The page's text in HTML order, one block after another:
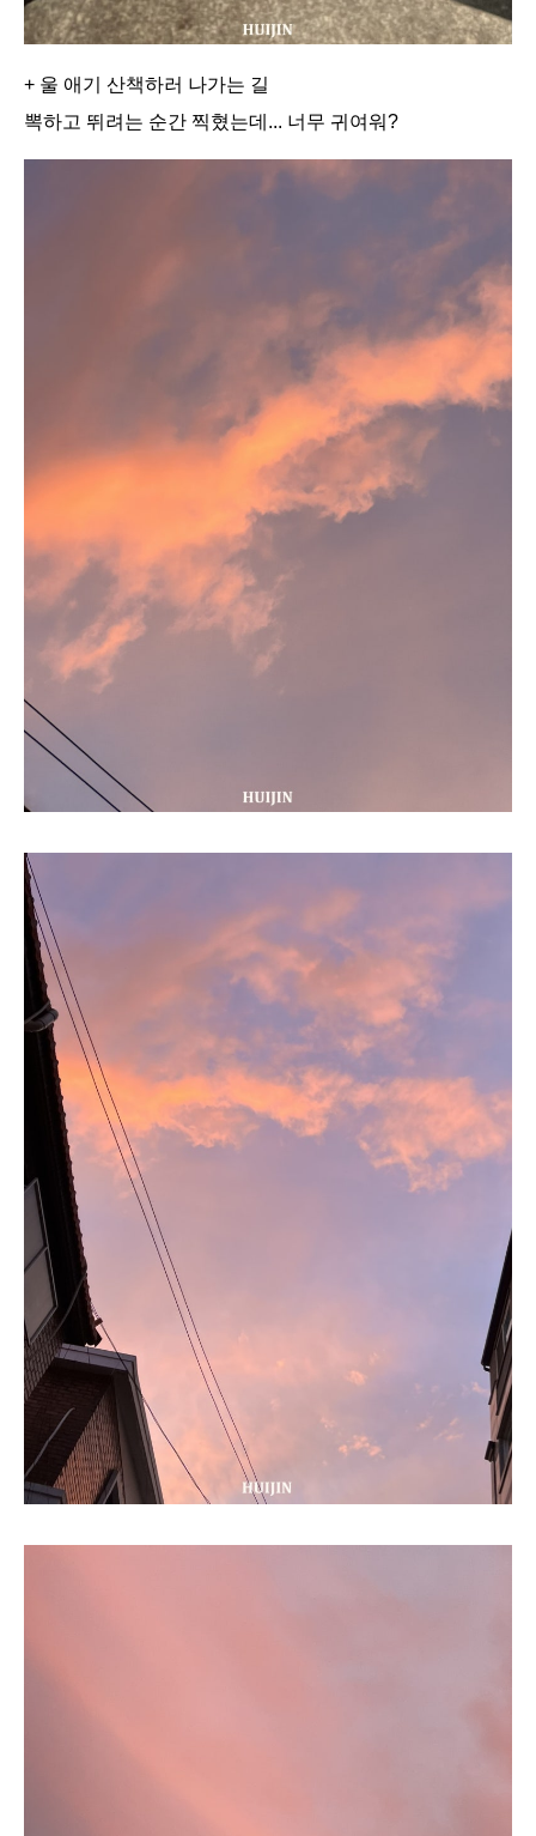
+ 울 애기 산책하러 나가는 길
뽁하고 뛰려는 순간 찍혔는데... 너무 귀여워?